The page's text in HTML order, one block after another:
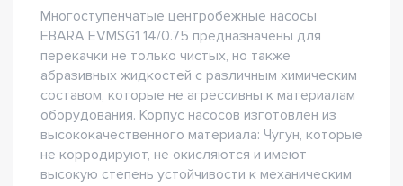
Многоступенчатые центробежные насосы
EBARA EVMSG1 14/0.75 предназначены для
перекачки не только чистых, но также
абразивных жидкостей с различным химическим
составом, которые не агрессивны к материалам
оборудования. Корпус насосов изготовлен из
высококачественного материала: Чугун, которые
не корродируют, не окисляются и имеют
высокую степень устойчивости к механическим